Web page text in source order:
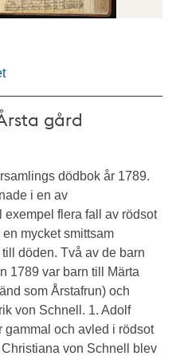
gård
dödbok år 1789.
i en av
exempel flera fall av rödsot
mycket smittsam
döden. Två av de barn
1789 var barn till Märta
som Årstafrun) och
von Schnell. 1. Adolf
gammal och avled i rödsot
von Schnell blev